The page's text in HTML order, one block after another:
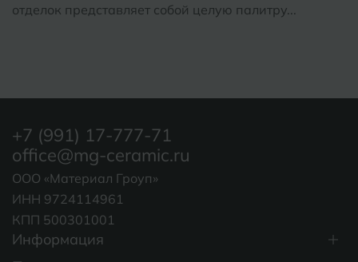
отделок представляет собой целую палитру...
Информация
+7 (991) 17-777-71
office@mg-ceramic.ru
ООО «Материал Гроуп»
ИНН 9724114961
КПП 500301001